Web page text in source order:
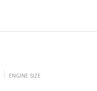
ENGINE SIZE